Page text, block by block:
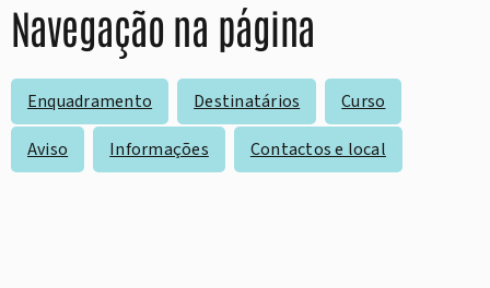
Navegação na página
Enquadramento Destinatários
Curso
Aviso
Informações Contactos e local